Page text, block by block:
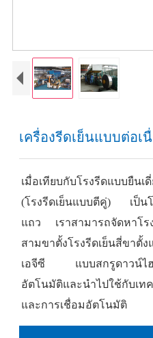
เครื่องรีดเย็นแบบต่อเ
เมื่อเทียบกับโรงรีดแบบยืน
(โรงรีดเย็นแบบตีคู่) เป็นโ
แถว เราสามารถจัดหาโร
สามขาตั้งโรงรีดเย็นสี่ขาตั้
เอจีซี แบบสกรูดาวน์ไฮด
อัตโนมัติและนำไปใช้กับเ
และการเชื่อมอัตโนมัติ